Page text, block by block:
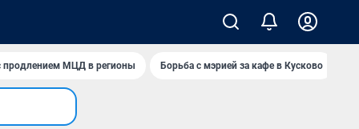
продлением МЦД в регионы Борьба с мэрией за кафе в Кусково